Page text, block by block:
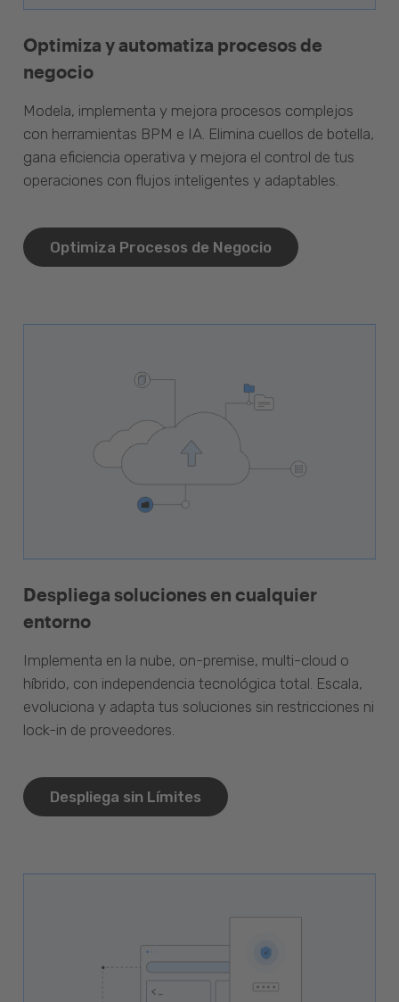
Optimiza y automatiza procesos de
negocio
Modela, implementa y mejora procesos complejos
con herramientas BPM e IA. Elimina cuellos de botella,
gana eficiencia operativa y mejora el control de tus
operaciones con flujos inteligentes y adaptables.
Optimiza Procesos de Negocio
Despliega soluciones en cualquier
entorno
Implementa en la nube, on-premise, multi-cloud o
híbrido, con independencia tecnológica total. Escala,
evoluciona y adapta tus soluciones sin restricciones ni
lock-in de proveedores.
Despliega sin Límites